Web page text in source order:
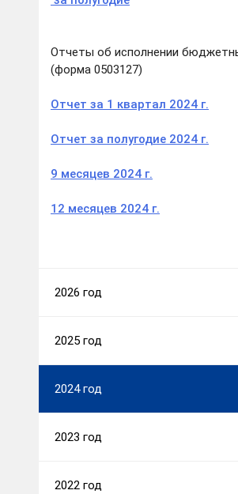
Отчеты об исполнении
(форма 0503127)
Отчет за 1 квартал 2024 г.
Отчет за полугодие 2024 г.
9 месяцев 2024 г.
12 месяцев 2024 г.
2026 год
2025 год
2024 год
2023 год
2022 год